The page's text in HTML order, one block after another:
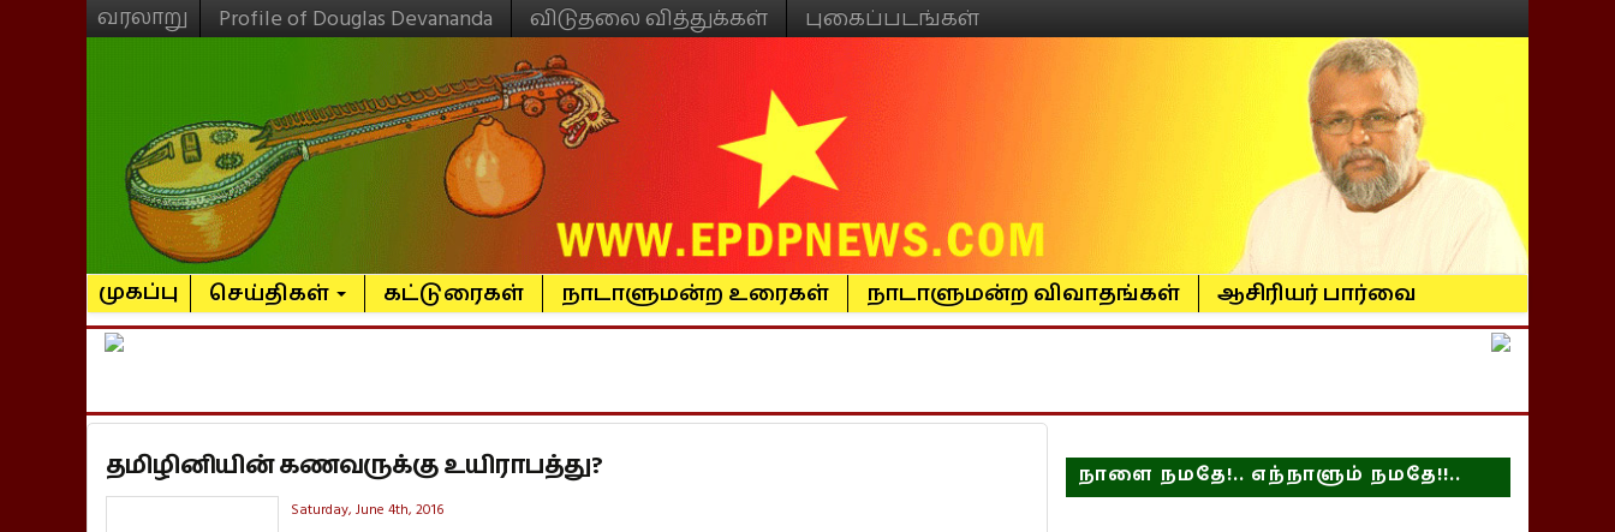
வரலாறு Profile of Douglas Devananda விடுதலை வித்துக்கள் புகைப்படங்கள்
முகப்பு செய்திகள் கட்டுரைகள் நாடாளுமன்ற உரைகள் நாடாளுமன்ற விவாதங்கள் ஆசிரியர் பார்வை
தமிழினியின் கணவருக்கு உயிராபத்து?
Saturday, June 4th, 2016
நாளை நமதே!.. எந்நாளும் நமதே!!..